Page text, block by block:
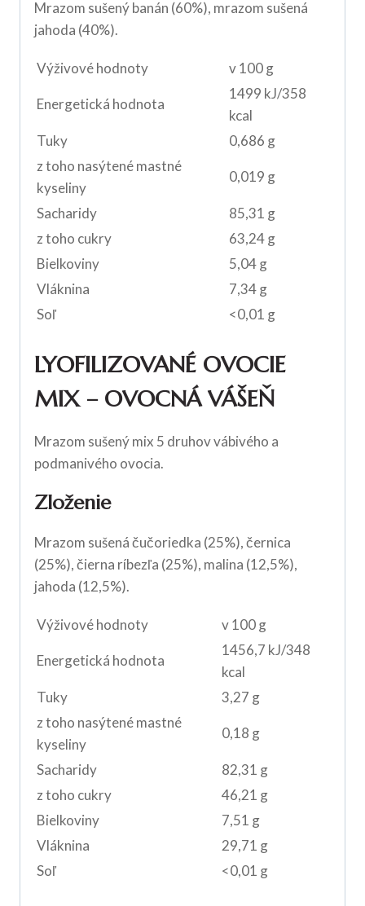
Mrazom sušený banán (60%), mrazom sušená
jahoda (40%).
Výživové hodnoty v 100 g
Energetická hodnota
1499 kJ/358
kcal
Tuky
0,686 g
z toho nasýtené mastné
kyseliny
0,019 g
Sacharidy
85,31 g
z toho cukry
63,24 g
Bielkoviny
5,04 g
Vláknina
7,34 g
Soľ
<0,01 g
LYOFILIZOVANÉ OVOCIE
MIX – OVOCNÁ VÁŠEŇ
Mrazom sušený mix 5 druhov vábivého a
podmanivého ovocia.
Zloženie
Mrazom sušená čučoriedka (25%), černica
(25%), čierna ríbezľa (25%), malina (12,5%),
jahoda (12,5%).
Výživové hodnoty v 100 g
Energetická hodnota
1456,7 kJ/348
kcal
Tuky
3,27 g
z toho nasýtené mastné
kyseliny
0,18 g
Sacharidy
82,31 g
z toho cukry
46,21 g
Bielkoviny
7,51 g
Vláknina
29,71 g
Soľ
<0,01 g